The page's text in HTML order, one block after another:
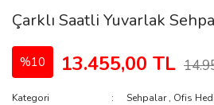
Çarklı Saatli Yuvarlak Sehpa
%10 13.455,00 TL
Kategori Sehpalar, Ofis